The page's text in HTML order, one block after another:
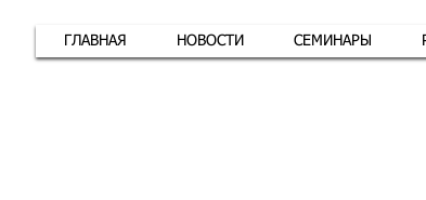
ГЛАВНАЯ НОВОСТИ СЕМИНАРЫ